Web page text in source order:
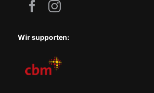
Wir sup­port­en: